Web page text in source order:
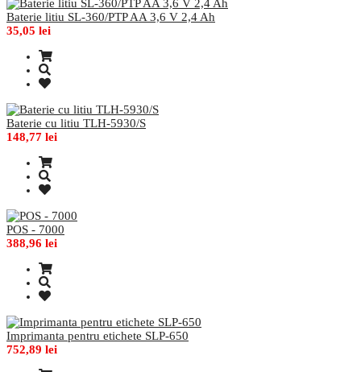
Baterie litiu SL-360/PTP AA 3,6 V 2,4 Ah
35,05 lei
Baterie cu litiu TLH-5930/S
148,77 lei
POS - 7000
388,96 lei
Imprimanta pentru etichete SLP-650
752,89 lei